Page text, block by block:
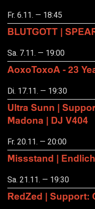
Fr. 6.11. — 18:45
BLUTGOTT |
Sa. 7.11. — 19:00
AoxoToxoA - 23
Di. 17.11. — 19:30
Ultra Sunn |
Madona | DJ V404
Fr. 20.11. — 20:00
Missstand |
Sa. 21.11. — 19:30
RedZed | Support: